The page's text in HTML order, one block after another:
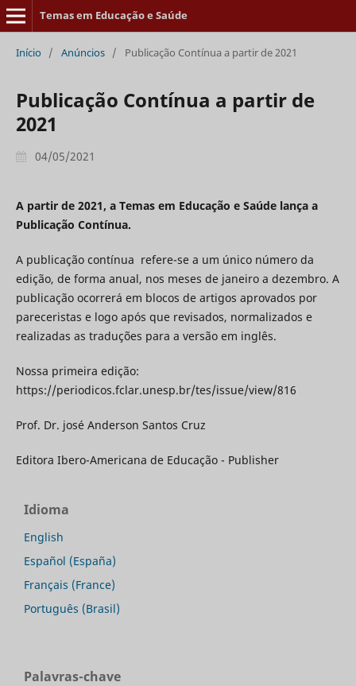
Temas em Educação e Saúde
Início / Anúncios / Publicação Contínua a partir de 2021
Publicação Contínua a partir de
2021
04/05/2021
A partir de 2021, a Temas em Educação e Saúde lança a
Publicação Contínua.
A publicação contínua refere-se a um único número da
edição, de forma anual, nos meses de janeiro a dezembro. A
publicação ocorrerá em blocos de artigos aprovados por
pareceristas e logo após que revisados, normalizados e
realizadas as traduções para a versão em inglês.
Nossa primeira edição:
https://periodicos.fclar.unesp.br/tes/issue/view/816
Prof. Dr. josé Anderson Santos Cruz
Editora Ibero-Americana de Educação - Publisher
Idioma
English
Español (España)
Français (France)
Português (Brasil)
Palavras-chave